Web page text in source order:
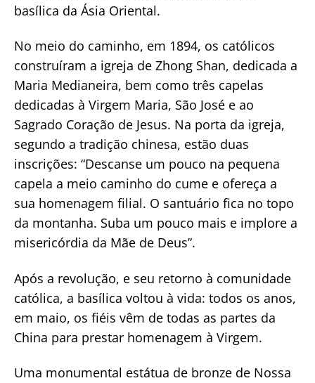
basílica da Ásia Oriental.
No meio do caminho, em 1894, os católicos
construíram a igreja de Zhong Shan, dedicada a
Maria Medianeira, bem como três capelas
dedicadas à Virgem Maria, São José e ao
Sagrado Coração de Jesus. Na porta da igreja,
segundo a tradição chinesa, estão duas
inscrições: “Descanse um pouco na pequena
capela a meio caminho do cume e ofereça a
sua homenagem filial. O santuário fica no topo
da montanha. Suba um pouco mais e implore a
misericórdia da Mãe de Deus”.
Após a revolução, e seu retorno à comunidade
católica, a basílica voltou à vida: todos os anos,
em maio, os fiéis vêm de todas as partes da
China para prestar homenagem à Virgem.
Uma monumental estátua de bronze de Nossa